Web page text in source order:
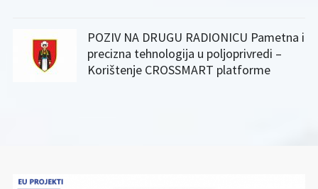
POZIV NA DRUGU RADIONICU Pametna i
precizna tehnologija u poljoprivredi –
Korištenje CROSSMART platforme